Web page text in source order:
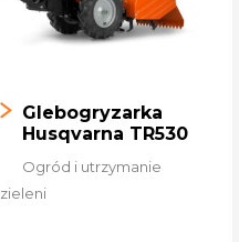
Glebogryzarka
Husqvarna TR530
Ogród i utrzymanie
zieleni